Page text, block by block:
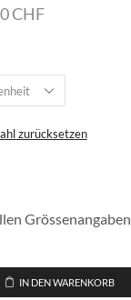
CHF
zurücksetzen
Grössenangaben
IN DEN WARENKORB